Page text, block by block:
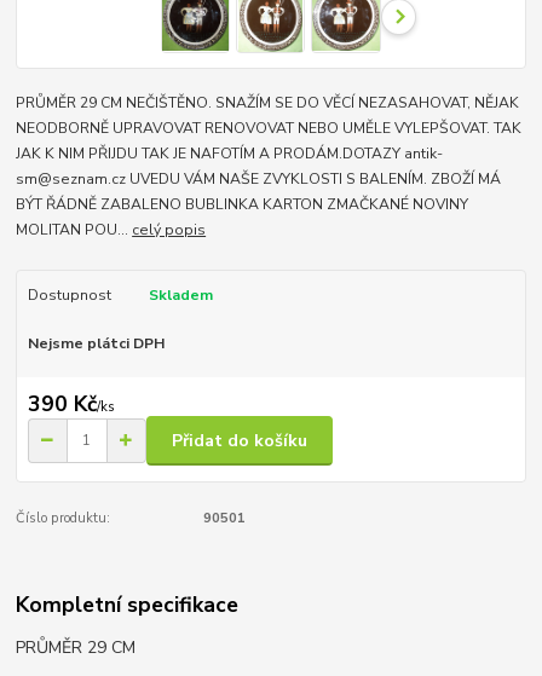
PRŮMĚR 29 CM NEČIŠTĚNO. SNAŽÍM SE DO VĚCÍ NEZASAHOVAT, NĚJAK
NEODBORNĚ UPRAVOVAT RENOVOVAT NEBO UMĚLE VYLEPŠOVAT. TAK
JAK K NIM PŘIJDU TAK JE NAFOTÍM A PRODÁM.DOTAZY antik-
sm@seznam.cz UVEDU VÁM NAŠE ZVYKLOSTI S BALENÍM. ZBOŽÍ MÁ
BÝT ŘÁDNĚ ZABALENO BUBLINKA KARTON ZMAČKANÉ NOVINY
MOLITAN POU... celý popis
Dostupnost Skladem
Nejsme plátci DPH
390 Kč/ks
Přidat do košíku
Číslo produktu: 90501
Kompletní specifikace
PRŮMĚR 29 CM